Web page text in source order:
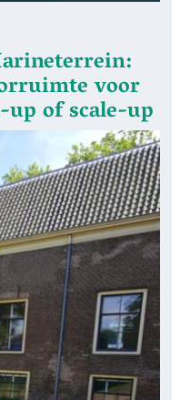
voor
of scale-up